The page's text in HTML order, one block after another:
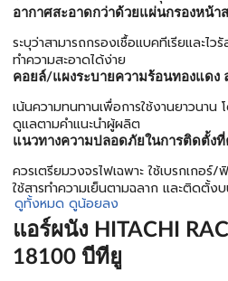
อากาศสะอาดกว่าด้วยแผ่นกรองหน้า
ระบุว่าสามารถกรองเชื้อแบคทีเรียและไ
ทำความสะอาดได้ง่าย
คอยล์/แผงระบายความร้อนทองแดง
เน้นความทนทานเพื่อการใช้งานยาวนาน
ดูแลตามคำแนะนำผู้ผลิต
แนวทางความปลอดภัยในการติดตั้ง
ควรเตรียมวงจรไฟเฉพาะ ใช้เบรกเกอร์
ใช้สารทำความเย็นตามฉลาก และติดตั้
ดูทั้งหมด ดูน้อยลง
แอร์ผนัง HITACHI
18100 บีทียู